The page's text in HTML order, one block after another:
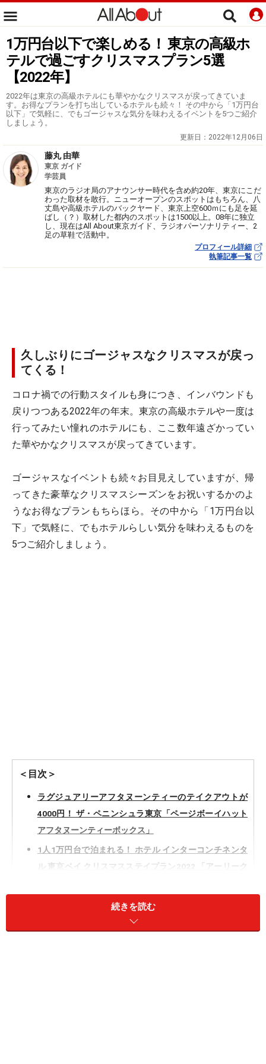
1万円台以下で楽しめる！ 東京の高級ホ
テルで過ごすクリスマスプラン5選
【2022年】
2022年は東京の高級ホテルにも華やかなクリスマスが戻ってきていま
す。お得なプランを打ち出しているホテルも続々！ その中から「1万円台
以下」で気軽に、でもゴージャスな気分を味わえるイベントを5つご紹介
しましょう。
更新日： 2022年12月06日
藤丸 由華
東京 ガイド
学芸員
東京のラジオ局のアナウンサー時代を含め約20年、東京にこだ
わった取材を敢行。ニューオープンのスポットはもちろん、八
丈島や高級ホテルのバックヤード、東京上空600ｍにも足を延
ばし（？）取材した都内のスポットは1500以上。08年に独立
し、現在はAll About東京ガイド、ラジオパーソナリティー、2
足の草鞋で活動中。
プロフィール詳細
執筆記事一覧
久しぶりにゴージャスなクリスマスが戻っ
てくる！
コロナ禍での行動スタイルも身につき、インバウンドも
戻りつつある2022年の年末。東京の高級ホテルや一度は
行ってみたい憧れのホテルにも、ここ数年遠ざかってい
た華やかなクリスマスが戻ってきています。
ゴージャスなイベントも続々お目見えしていますが、帰
ってきた豪華なクリスマスシーズンをお祝いするかのよ
うなお得なプランもちらほら。その中から「1万円台以
下」で気軽に、でもホテルらしい気分を味わえるものを
5つご紹介しましょう。
＜目次＞
ラグジュアリーアフタヌーンティーのテイクアウトが
4000円！ ザ・ペニンシュラ東京「ページボーイハット
アフタヌーンティーボックス」
1人1万円台で泊まれる！ ホテル インターコンチネンタ
ル 東京ベイ クリスマスステイプラン2022 「アーリーク
パンづくしのアフタヌーンティーでクリスマスを満喫！
ヒルトン東京「『サパン・ドゥ・ノエル』プティ・ブー
続きを読む